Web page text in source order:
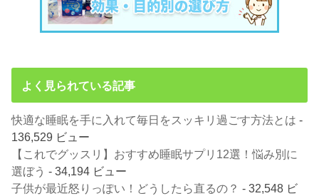
よく見られている記事
快適な睡眠を手に入れて毎日をスッキリ過ごす方法とは -
136,529 ビュー
【これでグッスリ】おすすめ睡眠サプリ12選！悩み別に
選ぼう - 34,194 ビュー
子供が最近怒りっぽい！どうしたら直るの？ - 32,548 ビ